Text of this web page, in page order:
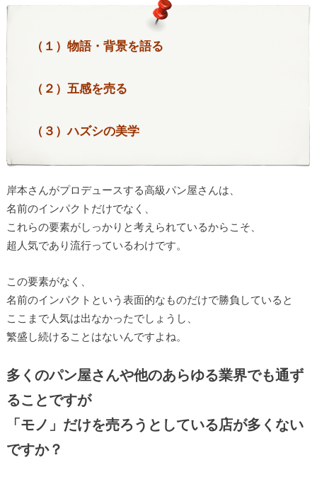
（１）物語・背景を語る
（２）五感を売る
（３）ハズシの美学
岸本さんがプロデュースする高級パン屋さんは、
名前のインパクトだけでなく、
これらの要素がしっかりと考えられているからこそ、
超人気であり流行っているわけです。
この要素がなく、
名前のインパクトという表面的なものだけで勝負していると
ここまで人気は出なかったでしょうし、
繁盛し続けることはないんですよね。
多くのパン屋さんや他のあらゆる業界でも通ず
ることですが
「モノ」だけを売ろうとしている店が多くない
ですか？